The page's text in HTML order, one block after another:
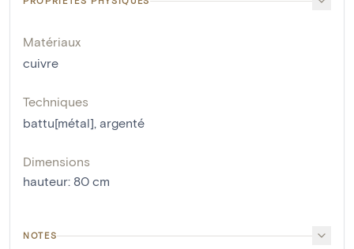
Matériaux
cuivre
Techniques
battu[métal], argenté
Dimensions
hauteur: 80 cm
NOTES